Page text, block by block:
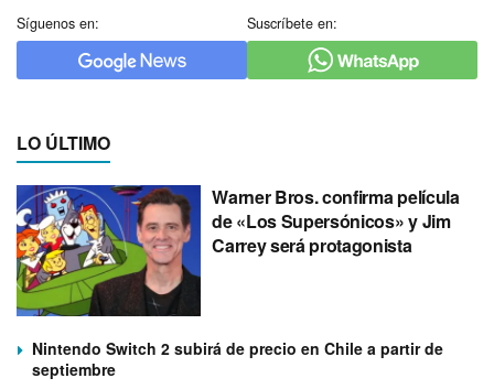
Síguenos en: Suscríbete en:
LO ÚLTIMO
Warner Bros. confirma película
de «Los Supersónicos» y Jim
Carrey será protagonista
Nintendo Switch 2 subirá de precio en Chile a partir de
septiembre